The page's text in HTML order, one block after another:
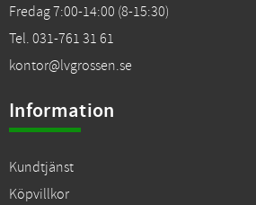
Fredag 7:00-14:00 (8-15:30)
Tel. 031-761 31 61
kontor@lvgrossen.se
Information
Kundtjänst
Köpvillkor